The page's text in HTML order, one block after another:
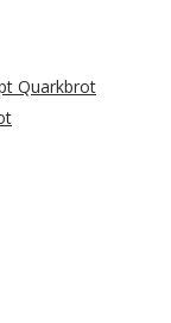
Quarkbrot